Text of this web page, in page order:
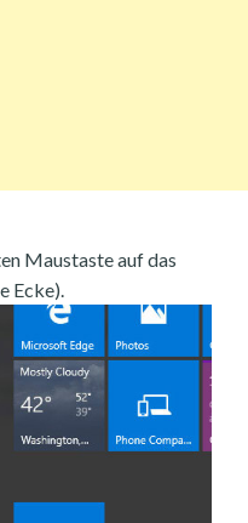
Maustaste auf das
Ecke).